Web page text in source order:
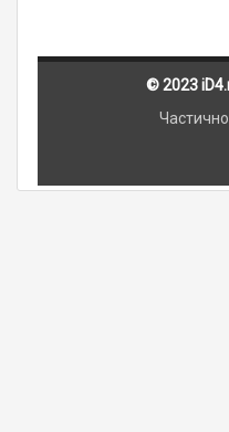
© 2023